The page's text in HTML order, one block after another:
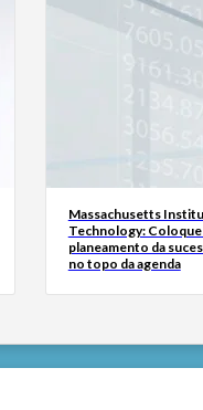
Massachusetts
Technology: Coloque
planeamento da
no topo da agenda